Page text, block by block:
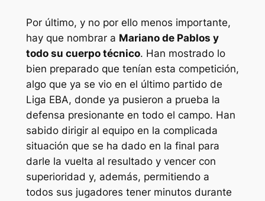
Por último, y no por ello menos importante,
hay que nombrar a Mariano de Pablos y
todo su cuerpo técnico. Han mostrado lo
bien preparado que tenían esta competición,
algo que ya se vio en el último partido de
Liga EBA, donde ya pusieron a prueba la
defensa presionante en todo el campo. Han
sabido dirigir al equipo en la complicada
situación que se ha dado en la final para
darle la vuelta al resultado y vencer con
superioridad y, además, permitiendo a
todos sus jugadores tener minutos durante